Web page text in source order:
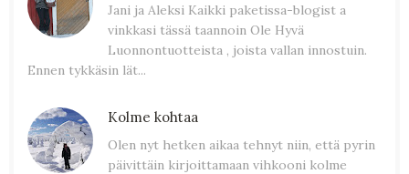
Jani ja Aleksi Kaikki paketissa-blogist a
vinkkasi tässä taannoin Ole Hyvä
Luonnontuotteista , joista vallan innostuin.
Ennen tykkäsin lät...
Kolme kohtaa
Olen nyt hetken aikaa tehnyt niin, että pyrin
päivittäin kirjoittamaan vihkooni kolme